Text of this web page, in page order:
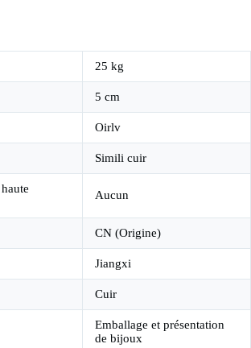
25 kg
5 cm
Oirlv
Simili cuir
Aucun
CN (Origine)
Jiangxi
Cuir
Emballage et présentation
de bijoux